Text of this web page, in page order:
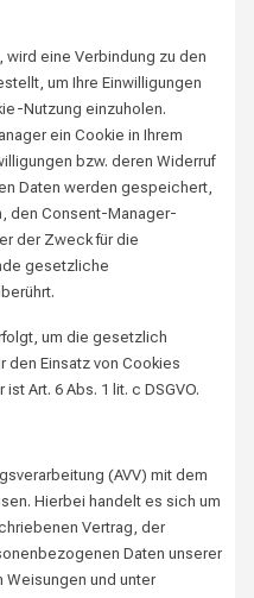
eine Verbindung zu den
um Ihre Einwilligungen
Nutzung einzuholen.
ein Cookie in Ihrem
bzw. deren Widerruf
Daten werden gespeichert,
den Consent-Manager-
der Zweck für die
gesetzliche
um die gesetzlich
den Einsatz von Cookies
Art. 6 Abs. 1 lit. c DSGVO.
(AVV) mit dem
Hierbei handelt es sich um
Vertrag, der
Daten unserer
Weisungen und unter